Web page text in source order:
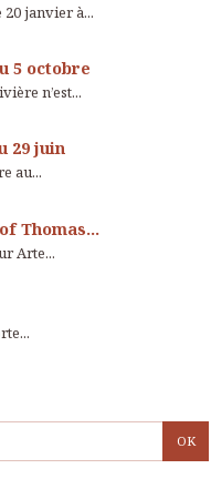
janvier à...
5 octobre
n’est...
29 juin
au...
Thomas...
Arte...